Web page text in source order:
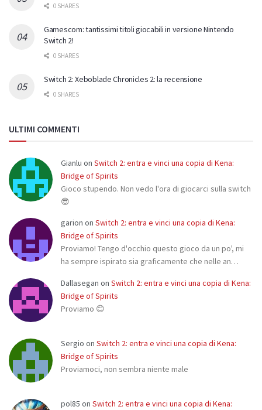
0 SHARES
Gamescom: tantissimi titoli giocabili in versione Nintendo
Switch 2!
0 SHARES
Switch 2: Xeboblade Chronicles 2: la recensione
0 SHARES
ULTIMI COMMENTI
Gianlu on Switch 2: entra e vinci una copia di Kena:
Bridge of Spirits
Gioco stupendo. Non vedo l'ora di giocarci sulla switch
😎
garion on Switch 2: entra e vinci una copia di Kena:
Bridge of Spirits
Proviamo! Tengo d'occhio questo gioco da un po', mi
ha sempre ispirato sia graficamente che nelle an…
Dallasegan on Switch 2: entra e vinci una copia di Kena:
Bridge of Spirits
Proviamo 😊
Sergio on Switch 2: entra e vinci una copia di Kena:
Bridge of Spirits
Proviamoci, non sembra niente male
pol85 on Switch 2: entra e vinci una copia di Kena: